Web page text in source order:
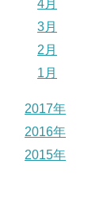
4月
3月
2月
1月
2017年
2016年
2015年